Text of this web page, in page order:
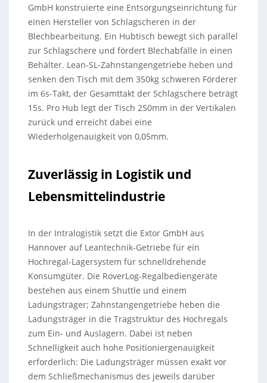
GmbH konstruierte eine Entsorgungseinrichtung für
einen Hersteller von Schlagscheren in der
Blechbearbeitung. Ein Hubtisch bewegt sich parallel
zur Schlagschere und fördert Blechabfälle in einen
Behälter. Lean-SL-Zahnstangengetriebe heben und
senken den Tisch mit dem 350kg schweren Förderer
im 6s-Takt, der Gesamttakt der Schlagschere beträgt
15s. Pro Hub legt der Tisch 250mm in der Vertikalen
zurück und erreicht dabei eine
Wiederholgenauigkeit von 0,05mm.
Zuverlässig in Logistik und
Lebensmittelindustrie
In der Intralogistik setzt die Extor GmbH aus
Hannover auf Leantechnik-Getriebe für ein
Hochregal-Lagersystem für schnelldrehende
Konsumgüter. Die RoverLog-Regalbediengeräte
bestehen aus einem Shuttle und einem
Ladungsträger; Zahnstangengetriebe heben die
Ladungsträger in die Tragstruktur des Hochregals
zum Ein- und Auslagern. Dabei ist neben
Schnelligkeit auch hohe Positioniergenauigkeit
erforderlich: Die Ladungsträger müssen exakt vor
dem Schließmechanismus des jeweils darüber